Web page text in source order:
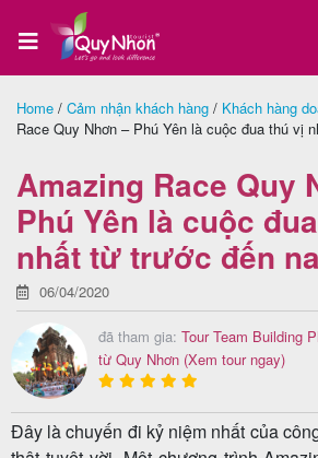
Trang
Tour
Quy
Nhơn
Tour
Phú
Home / Cảm nhận khách hàng / Khách hàng
Race Quy Nhơn – Phú Yên là cuộc đua thú vị
Amazing Race Quy
Phú Yên là cuộc
nhất từ trước đến
06/04/2020
đã tham gia: Tour Team Building
từ Quy Nhơn (Xem tour ngay)
Đây là chuyến đi kỷ niệm nhất của